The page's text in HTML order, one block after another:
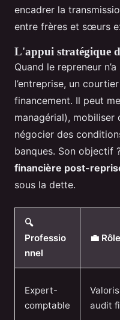
encadrer la
entre frères et sœurs
L'appui stratégique
Quand le repreneur
l’entreprise, un
financement. Il peut
managérial), mobiliser
négocier des
banques. Son objectif
financière post-
sous la dette.
🔍
Professio
nnel
💼
Expert-
comptable
audit